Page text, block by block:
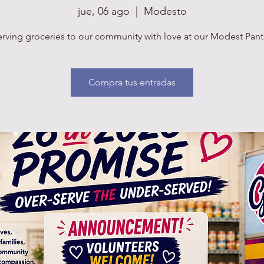
jue, 06 ago Modesto
groceries to our community with love at our Modest
Compra tus entradas